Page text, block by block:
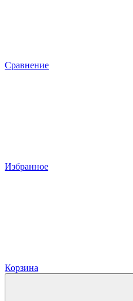
Сравнение
Избранное
Корзина